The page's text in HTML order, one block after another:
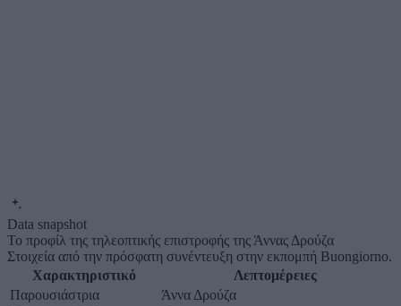
Data snapshot
Το προφίλ της τηλεοπτικής επιστροφής της Άννας Δρούζα
Στοιχεία από την πρόσφατη συνέντευξη στην εκπομπή Buongiorno.
Χαρακτηριστικό
Λεπτομέρειες
Παρουσιάστρια
Άννα Δρούζα